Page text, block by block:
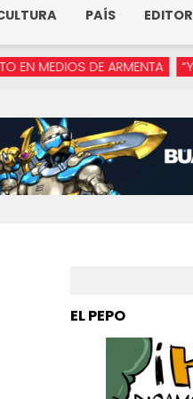
PAÍS
“YA NO RECONOZCO
EL PEPO